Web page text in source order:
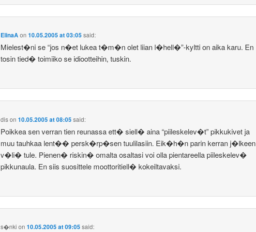
ElinaAon10.05.2005 at 03:05said:
Mielest�ni se “jos n�et lukea t�m�n olet liian l�hell�”-kyltti on aika karu. En
tosin tied� toimiiko se idiootteihin, tuskin.
dison10.05.2005 at 08:05said:
Poikkea sen verran tien reunassa ett� siell� aina “piileskelev�t” pikkukivet ja
muu tauhkaa lent�� persk�rp�sen tuulilasiin. Eik�h�n parin kerran j�lkeen
v�li� tule. Pienen� riskin� omalta osaltasi voi olla pientareella piileskelev�
pikkunaula. En siis suosittele moottoritiell� kokeiltavaksi.
s�nki on10.05.2005 at 09:05said: